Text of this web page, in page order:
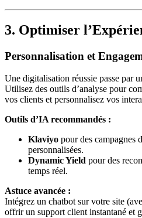
3. Optimiser
Personnalisation et
Une digitalisation réussie passe par
Utilisez des outils d’analyse pour
vos clients et personnalisez vos
Outils d’IA recommandés :
Klaviyo pour des campagnes
personnalisées.
Dynamic Yield pour des
temps réel.
Astuce avancée :
Intégrez un chatbot sur votre site
offrir un support client instantané et